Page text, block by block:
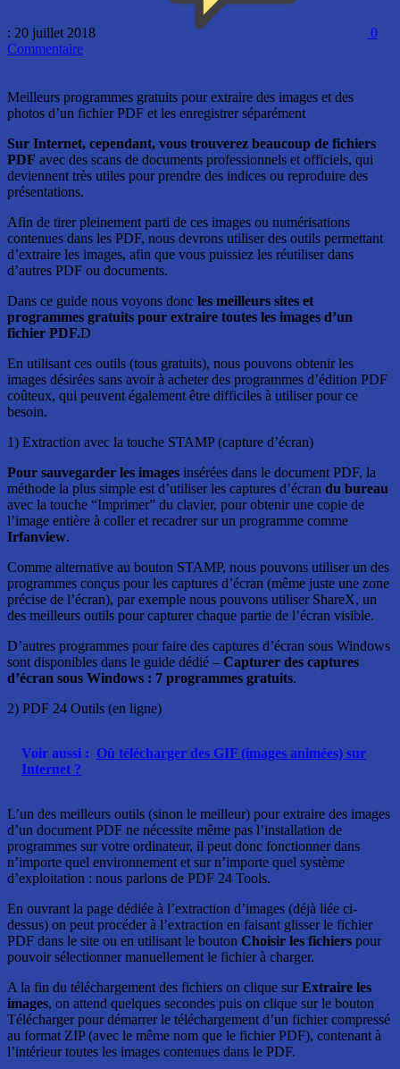
: 20 juillet 2018
0
Commentaire
Meilleurs programmes gratuits pour extraire des images et des
photos d’un fichier PDF et les enregistrer séparément
Sur Internet, cependant, vous trouverez beaucoup de fichiers
PDF avec des scans de documents professionnels et officiels, qui
deviennent très utiles pour prendre des indices ou reproduire des
présentations.
Afin de tirer pleinement parti de ces images ou numérisations
contenues dans les PDF, nous devrons utiliser des outils permettant
d’extraire les images, afin que vous puissiez les réutiliser dans
d’autres PDF ou documents.
Dans ce guide nous voyons donc les meilleurs sites et
programmes gratuits pour extraire toutes les images d’un
fichier PDF.D
En utilisant ces outils (tous gratuits), nous pouvons obtenir les
images désirées sans avoir à acheter des programmes d’édition PDF
coûteux, qui peuvent également être difficiles à utiliser pour ce
besoin.
1) Extraction avec la touche STAMP (capture d’écran)
Pour sauvegarder les images insérées dans le document PDF, la
méthode la plus simple est d’utiliser les captures d’écran du bureau
avec la touche “Imprimer” du clavier, pour obtenir une copie de
l’image entière à coller et recadrer sur un programme comme
Irfanview.
Comme alternative au bouton STAMP, nous pouvons utiliser un des
programmes conçus pour les captures d’écran (même juste une zone
précise de l’écran), par exemple nous pouvons utiliser ShareX, un
des meilleurs outils pour capturer chaque partie de l’écran visible.
D’autres programmes pour faire des captures d’écran sous Windows
sont disponibles dans le guide dédié – Capturer des captures
d’écran sous Windows : 7 programmes gratuits.
2) PDF 24 Outils (en ligne)
Voir aussi : Où télécharger des GIF (images animées) sur
Internet ?
L’un des meilleurs outils (sinon le meilleur) pour extraire des images
d’un document PDF ne nécessite même pas l’installation de
programmes sur votre ordinateur, il peut donc fonctionner dans
n’importe quel environnement et sur n’importe quel système
d’exploitation : nous parlons de PDF 24 Tools.
En ouvrant la page dédiée à l’extraction d’images (déjà liée ci-
dessus) on peut procéder à l’extraction en faisant glisser le fichier
PDF dans le site ou en utilisant le bouton Choisir les fichiers pour
pouvoir sélectionner manuellement le fichier à charger.
A la fin du téléchargement des fichiers on clique surExtraire les
images, on attend quelques secondes puis on clique sur le bouton
Télécharger pour démarrer le téléchargement d’un fichier compressé
au format ZIP (avec le même nom que le fichier PDF), contenant à
l’intérieur toutes les images contenues dans le PDF.